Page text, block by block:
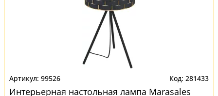
99526 281433
Интерьерная настольная лампа Marasales